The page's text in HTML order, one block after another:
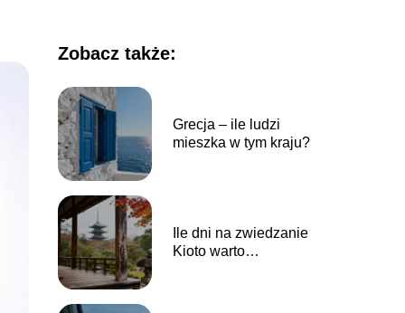
Zobacz także:
Grecja – ile ludzi
mieszka w tym kraju?
Ile dni na zwiedzanie
Kioto warto